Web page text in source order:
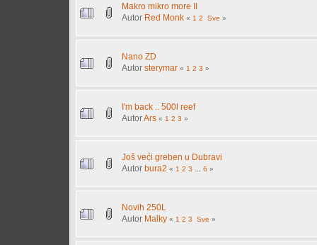
Makro mikro more II
Autor Red Monk « 1 2 Sve »
Nano ZD
Autor sterymar « 1 2 3 »
I'm back .. 500l reef
AutorArs « 1 2 3 »
Još veći greben u Dubravi
Autor bura2 « 1 2 3 6 »
Novih 250L
Autor Malky « 1 2 3 Sve »